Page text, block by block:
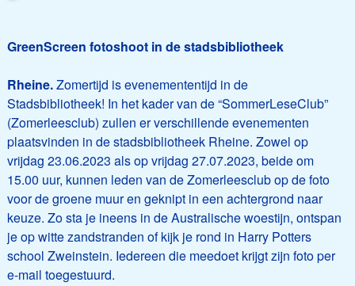
GreenScreen fotoshoot in de stadsbibliotheek
Rheine.Zomertijd is evenemententijd in de
Stadsbibliotheek! In het kader van de “SommerLeseClub”
(Zomerleesclub) zullen er verschillende evenementen
plaatsvinden in de stadsbibliotheek Rheine. Zowel op
vrijdag 23.06.2023 als op vrijdag 27.07.2023, beide om
15.00 uur, kunnen leden van de Zomerleesclub op de foto
voor de groene muur en geknipt in een achtergrond naar
keuze. Zo sta je ineens in de Australische woestijn, ontspan
je op witte zandstranden of kijk je rond in Harry Potters
school Zweinstein. Iedereen die meedoet krijgt zijn foto per
e-mail toegestuurd.